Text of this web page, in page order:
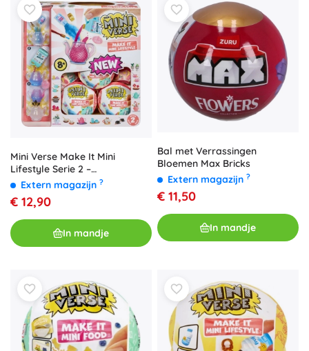
Mini Verse Make It Mini
Lifestyle Serie 2 –
verzamelverrassingscapsule 1
Extern magazijn ?
€ 12,90
In mandje
Bal met Verrassingen
Bloemen Max Bricks
Extern magazijn ?
€ 11,50
In mandje